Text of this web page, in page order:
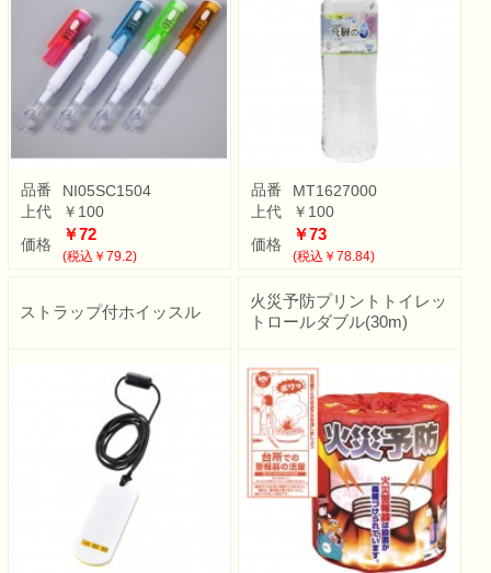
品番
NI05SC1504
上代
￥100
価格
￥72
(税込￥79.2)
品番
MT1627000
上代
￥100
価格
￥73
(税込￥78.84)
ストラップ付ホイッスル
火災予防プリントトイレッ
トロールダブル(30m)